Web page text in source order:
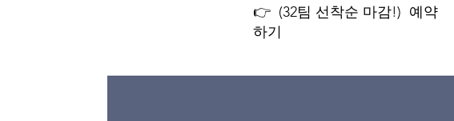
👉 (32팀 선착순 마감!) ​ 예약
하기